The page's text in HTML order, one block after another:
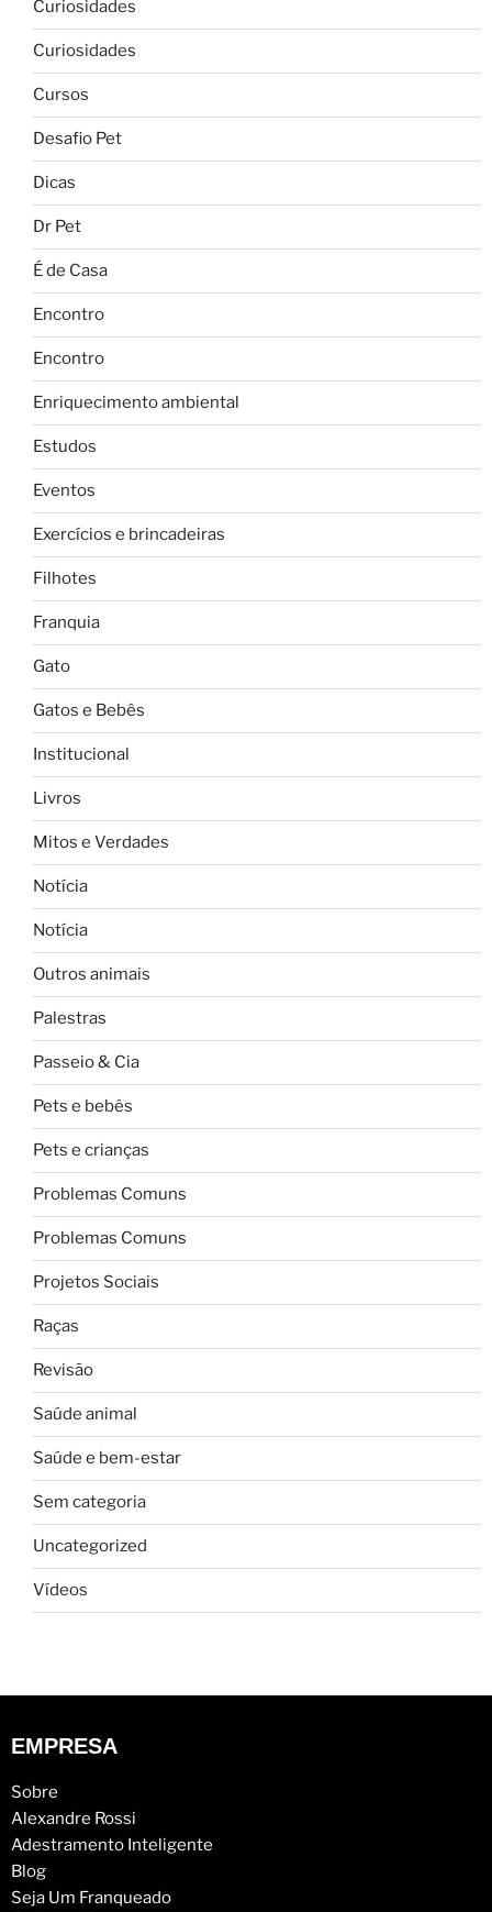
Curiosidades
Curiosidades
Cursos
Desafio Pet
Dicas
Dr Pet
É de Casa
Encontro
Encontro
Enriquecimento ambiental
Estudos
Eventos
Exercícios e brincadeiras
Filhotes
Franquia
Gato
Gatos e Bebês
Institucional
Livros
Mitos e Verdades
Notícia
Notícia
Outros animais
Palestras
Passeio & Cia
Pets e bebês
Pets e crianças
Problemas Comuns
Problemas Comuns
Projetos Sociais
Raças
Revisão
Saúde animal
Saúde e bem-estar
Sem categoria
Uncategorized
Vídeos
EMPRESA
Sobre
Alexandre Rossi
Adestramento Inteligente
Blog
Seja Um Franqueado